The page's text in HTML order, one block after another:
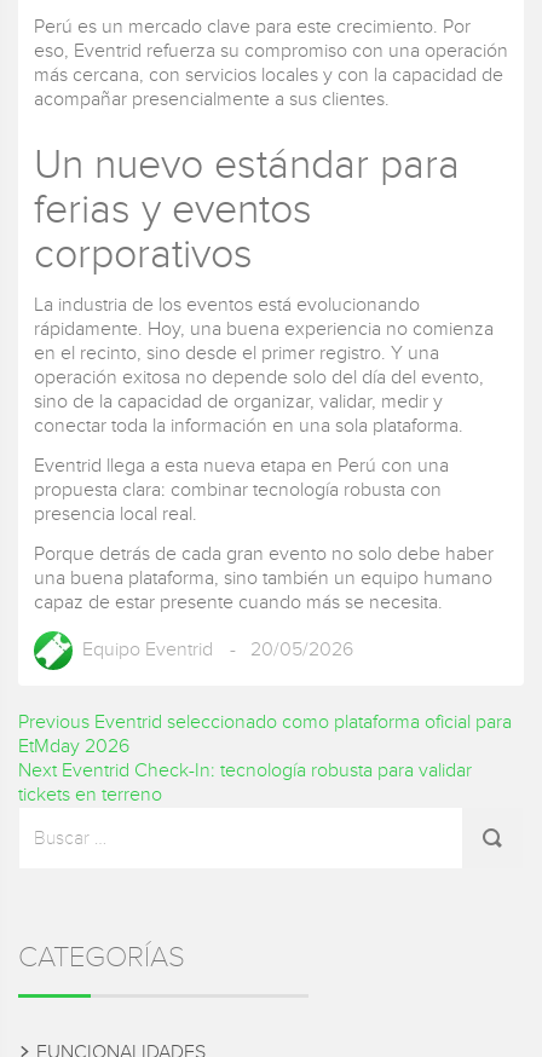
Perú es un mercado clave para este crecimiento. Por
eso, Eventrid refuerza su compromiso con una operación
más cercana, con servicios locales y con la capacidad de
acompañar presencialmente a sus clientes.
Un nuevo estándar para
ferias y eventos
corporativos
La industria de los eventos está evolucionando
rápidamente. Hoy, una buena experiencia no comienza
en el recinto, sino desde el primer registro. Y una
operación exitosa no depende solo del día del evento,
sino de la capacidad de organizar, validar, medir y
conectar toda la información en una sola plataforma.
Eventrid llega a esta nueva etapa en Perú con una
propuesta clara: combinar tecnología robusta con
presencia local real.
Porque detrás de cada gran evento no solo debe haber
una buena plataforma, sino también un equipo humano
capaz de estar presente cuando más se necesita.
Equipo Eventrid
- 20/05/2026
Navegación
de
entradas
Previous Previous
post:
Eventrid seleccionado como plataforma oficial para
EtMday 2026
Next Next
post:
Eventrid Check-In: tecnología robusta para validar
tickets en terreno
Sidebar
por:
CATEGORÍAS
FUNCIONALIDADES